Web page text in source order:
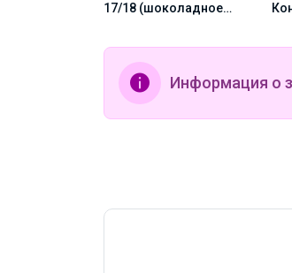
17/18 (шоколадное
Информация о